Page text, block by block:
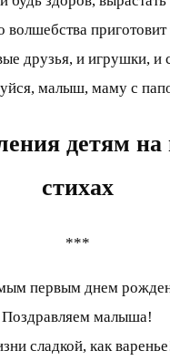
волшебства
друзья, и игрушки, и
малыш, маму с
детям на
стихах
***
первым днем
Поздравляем малыша!
сладкой, как